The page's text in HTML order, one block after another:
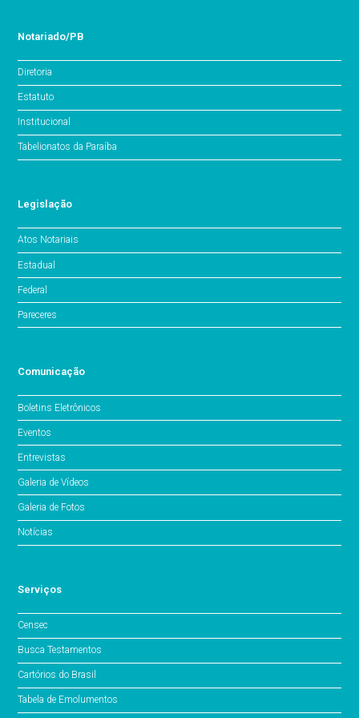
Notariado/PB
Diretoria
Estatuto
Institucional
Tabelionatos da Paraíba
Legislação
Atos Notariais
Estadual
Federal
Pareceres
Comunicação
Boletins Eletrônicos
Eventos
Entrevistas
Galeria de Vídeos
Galeria de Fotos
Notícias
Serviços
Censec
Busca Testamentos
Cartórios do Brasil
Tabela de Emolumentos